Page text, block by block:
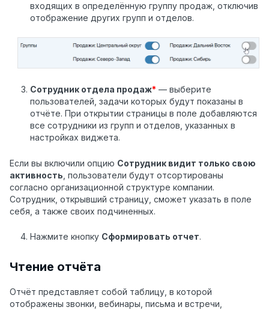
входящих в определённую группу продаж, отключив
отображение других групп и отделов.
Сотрудник отдела продаж* — выберите
пользователей, задачи которых будут показаны в
отчёте. При открытии страницы в поле добавляются
все сотрудники из групп и отделов, указанных в
настройках виджета.
Если вы включили опцию Сотрудник видит только свою
активность , пользователи будут отсортированы
согласно организационной структуре компании.
Сотрудник, открывший страницу, сможет указать в поле
себя, а также своих подчиненных.
Нажмите кнопку Сформировать отчет.
Чтение отчёта
Отчёт представляет собой таблицу, в которой
отображены звонки, вебинары, письма и встречи,